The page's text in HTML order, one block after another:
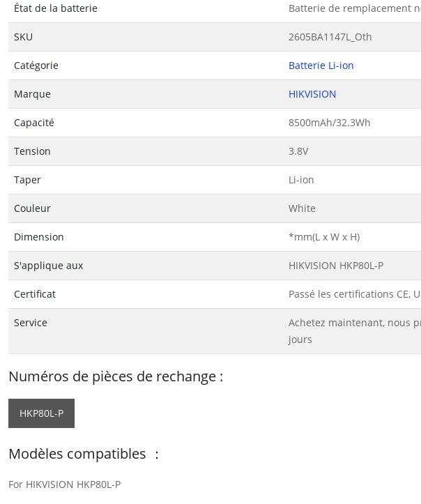
État de la batterie Batterie de remplacement
SKU 2605BA1147L_Oth
Catégorie Batterie Li-ion
Marque HIKVISION
Capacité 8500mAh/32.3Wh
Tension 3.8V
Taper Li-ion
Couleur White
Dimension *mm(L x W x H)
S'applique aux HIKVISION HKP80L-P
Certificat Passé les certifications CE,
Service
Achetez maintenant, nous
jours
Numéros de pièces de rechange :
HKP80L-P
Modèles compatibles ：
For HIKVISION HKP80L-P